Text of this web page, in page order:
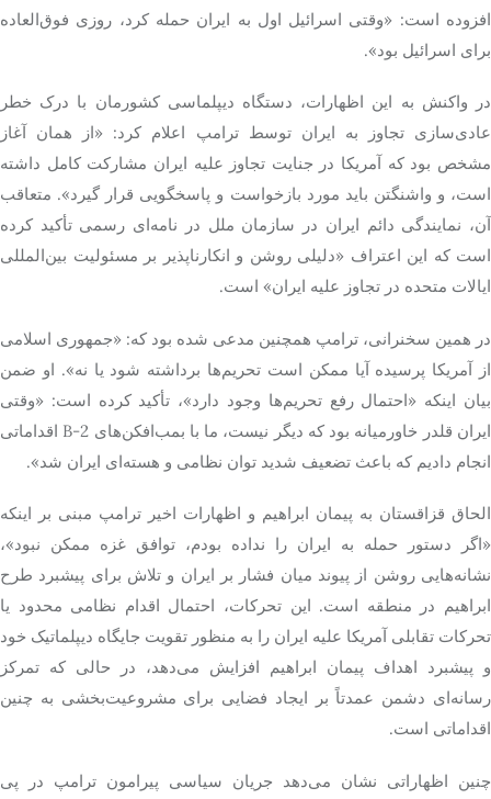
افزوده است: «وقتی اسرائیل اول به ایران حمله کرد، روزی فوق‌العاده
برای اسرائیل بود».
در واکنش به این اظهارات، دستگاه دیپلماسی کشورمان با درک خطر
عادی‌سازی تجاوز به ایران توسط ترامپ اعلام کرد: «از همان آغاز
مشخص بود که آمریکا در جنایت تجاوز علیه ایران مشارکت کامل داشته
است، و واشنگتن باید مورد بازخواست و پاسخگویی قرار گیرد». متعاقب
آن، نمایندگی دائم ایران در سازمان ملل در نامه‌ای رسمی تأکید کرده
است که این اعتراف «دلیلی روشن و انکارناپذیر بر مسئولیت بین‌المللی
ایالات متحده در تجاوز علیه ایران» است.
در همین سخنرانی، ترامپ همچنین مدعی شده بود که: «جمهوری اسلامی
از آمریکا پرسیده آیا ممکن است تحریم‌ها برداشته شود یا نه». او ضمن
بیان اینکه «احتمال رفع تحریم‌ها وجود دارد»، تأکید کرده است: «وقتی
ایران قلدر خاورمیانه بود که دیگر نیست، ما با بمب‌افکن‌های B-2 اقداماتی
انجام دادیم که باعث تضعیف شدید توان نظامی و هسته‌ای ایران شد».
الحاق قزاقستان به پیمان ابراهیم و اظهارات اخیر ترامپ مبنی بر اینکه
«اگر دستور حمله به ایران را نداده بودم، توافق غزه ممکن نبود»،
نشانه‌هایی روشن از پیوند میان فشار بر ایران و تلاش برای پیشبرد طرح
ابراهیم در منطقه است. این تحرکات، احتمال اقدام نظامی محدود یا
تحرکات تقابلی آمریکا علیه ایران را به منظور تقویت جایگاه دیپلماتیک خود
و پیشبرد اهداف پیمان ابراهیم افزایش می‌دهد، در حالی که تمرکز
رسانه‌ای دشمن عمدتاً بر ایجاد فضایی برای مشروعیت‌بخشی به چنین
اقداماتی است.
چنین اظهاراتی نشان می‌دهد جریان سیاسی پیرامون ترامپ در پی